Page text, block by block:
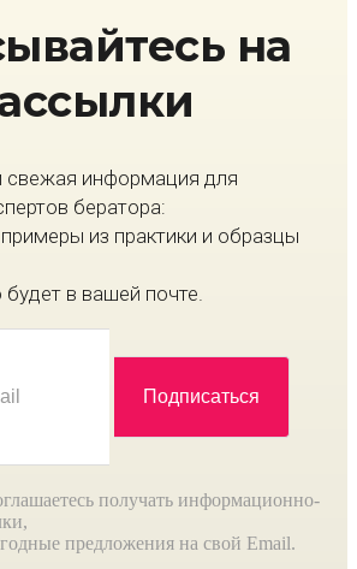
на
свежая информация для
бератора:
из практики и образцы
в вашей почте.
получать информационно-
предложения на свой Email.